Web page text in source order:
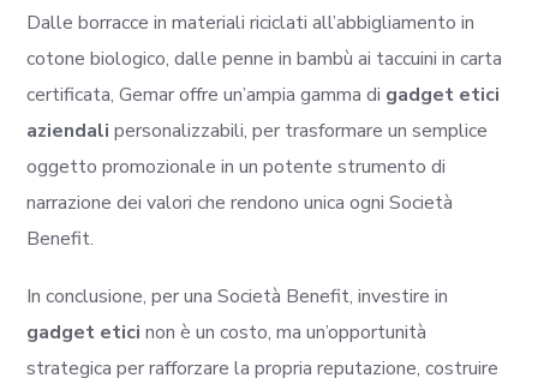
Dalle borracce in materiali riciclati all’abbigliamento in
cotone biologico, dalle penne in bambù ai taccuini in carta
certificata, Gemar offre un’ampia gamma di gadget etici
aziendali personalizzabili, per trasformare un semplice
oggetto promozionale in un potente strumento di
narrazione dei valori che rendono unica ogni Società
Benefit.
In conclusione, per una Società Benefit, investire in
gadget etici non è un costo, ma un’opportunità
strategica per rafforzare la propria reputazione, costruire